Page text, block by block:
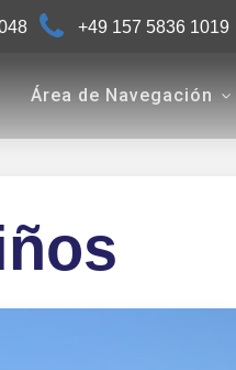
+49 157 5836 1019
Área de Navegación